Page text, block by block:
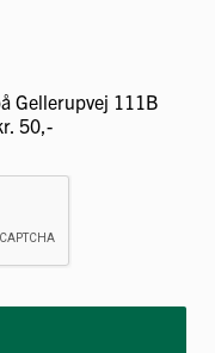
Gellerupvej 111B
50,-